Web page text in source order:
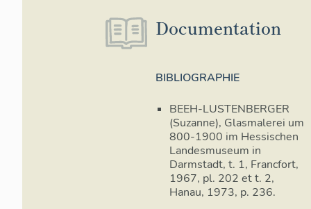
Documentation
BIBLIOGRAPHIE
BEEH-LUSTENBERGER
(Suzanne), Glasmalerei um
800-1900 im Hessischen
Landesmuseum in
Darmstadt, t. 1, Francfort,
1967, pl. 202 et t. 2,
Hanau, 1973, p. 236.